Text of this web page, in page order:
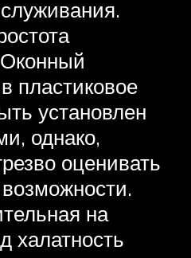
пластиковое
установлен
однако,
оценивать
на
халатность